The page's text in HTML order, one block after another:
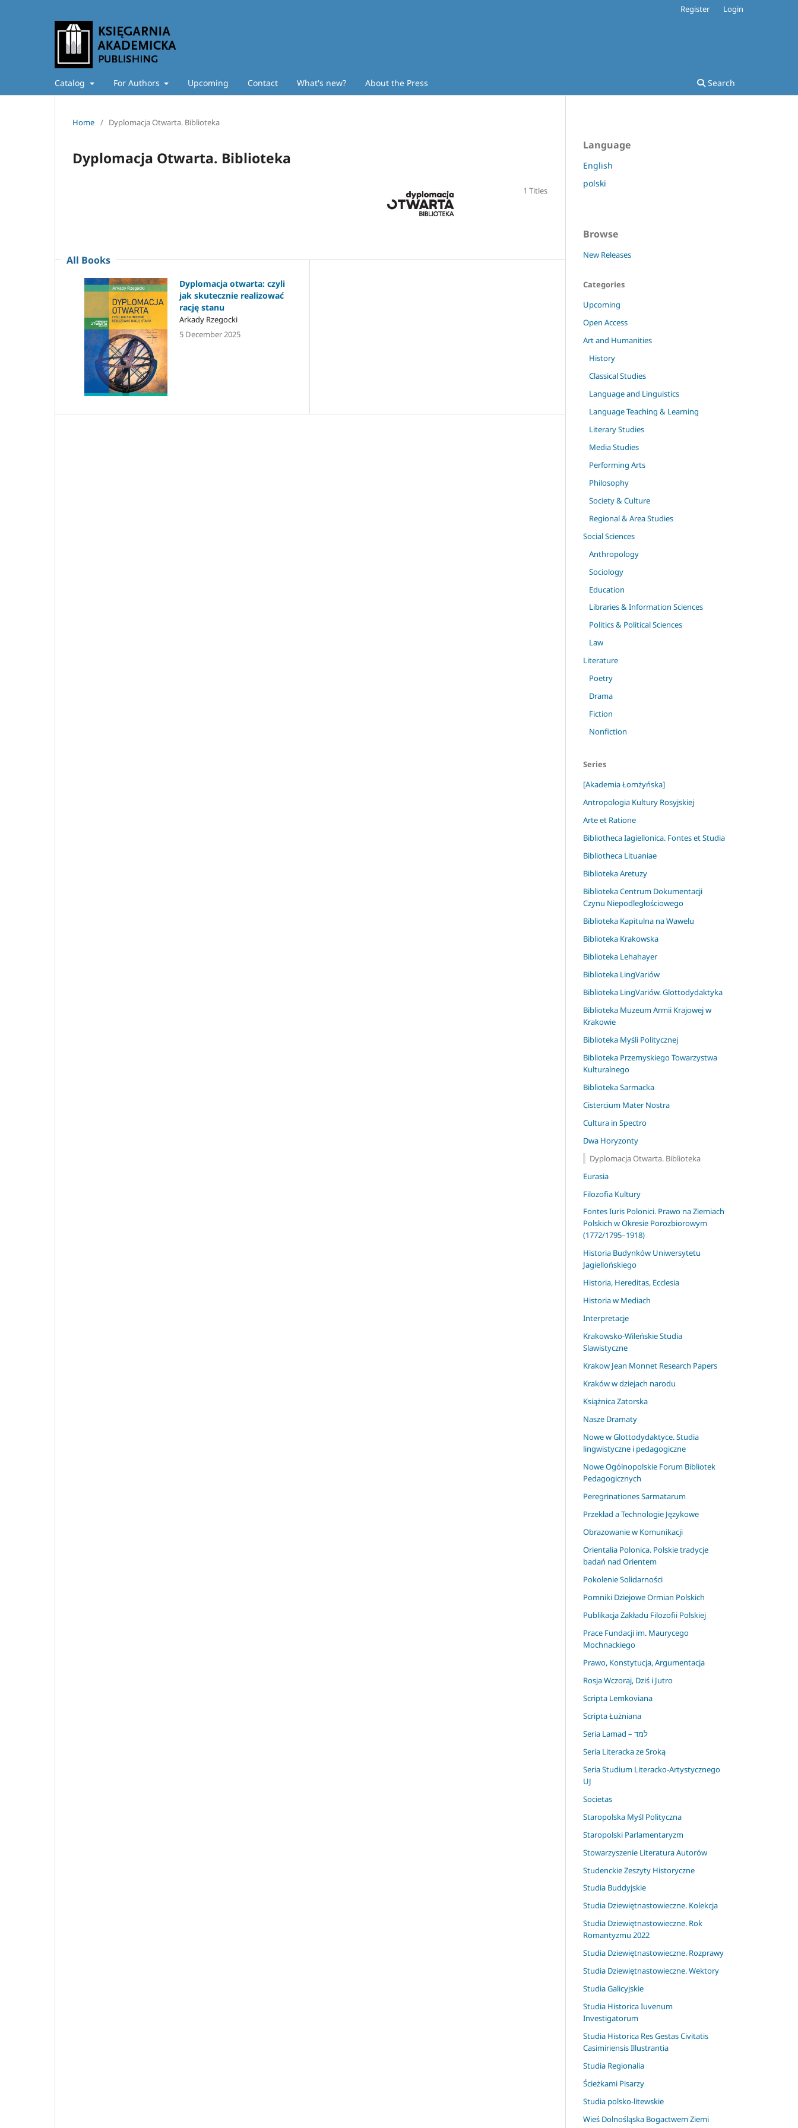
Catalog For Authors Upcoming Contact What's new? About the Press Search
Register Login
Home / Dyplomacja Otwarta. Biblioteka
Dyplomacja Otwarta. Biblioteka
1 Titles
All Books
Dyplomacja otwarta: czyli
jak skutecznie realizować
rację stanu
Arkady Rzegocki
5 December 2025
Language
English
polski
Browse
New Releases
Categories
Upcoming
Open Access
Art and Humanities
History
Classical Studies
Language and Linguistics
Language Teaching & Learning
Literary Studies
Media Studies
Performing Arts
Philosophy
Society & Culture
Regional & Area Studies
Social Sciences
Anthropology
Sociology
Education
Libraries & Information Sciences
Politics & Political Sciences
Law
Literature
Poetry
Drama
Fiction
Nonfiction
Series
[Akademia Łomżyńska]
Antropologia Kultury Rosyjskiej
Arte et Ratione
Bibliotheca Iagiellonica. Fontes et Studia
Bibliotheca Lituaniae
Biblioteka Aretuzy
Biblioteka Centrum Dokumentacji
Czynu Niepodległościowego
Biblioteka Kapitulna na Wawelu
Biblioteka Krakowska
Biblioteka Lehahayer
Biblioteka LingVariów
Biblioteka LingVariów. Glottodydaktyka
Biblioteka Muzeum Armii Krajowej w
Krakowie
Biblioteka Myśli Politycznej
Biblioteka Przemyskiego Towarzystwa
Kulturalnego
Biblioteka Sarmacka
Cistercium Mater Nostra
Cultura in Spectro
Dwa Horyzonty
Dyplomacja Otwarta. Biblioteka
Eurasia
Filozofia Kultury
Fontes Iuris Polonici. Prawo na Ziemiach
Polskich w Okresie Porozbiorowym
(1772/1795–1918)
Historia Budynków Uniwersytetu
Jagiellońskiego
Historia, Hereditas, Ecclesia
Historia w Mediach
Interpretacje
Krakowsko-Wileńskie Studia
Slawistyczne
Krakow Jean Monnet Research Papers
Kraków w dziejach narodu
Książnica Zatorska
Nasze Dramaty
Nowe w Glottodydaktyce. Studia
lingwistyczne i pedagogiczne
Nowe Ogólnopolskie Forum Bibliotek
Pedagogicznych
Peregrinationes Sarmatarum
Przekład a Technologie Językowe
Obrazowanie w Komunikacji
Orientalia Polonica. Polskie tradycje
badań nad Orientem
Pokolenie Solidarności
Pomniki Dziejowe Ormian Polskich
Publikacja Zakładu Filozofii Polskiej
Prace Fundacji im. Maurycego
Mochnackiego
Prawo, Konstytucja, Argumentacja
Rosja Wczoraj, Dziś i Jutro
Scripta Lemkoviana
Scripta Łużniana
Seria Lamad – למד
Seria Literacka ze Sroką
Seria Studium Literacko-Artystycznego
UJ
Societas
Staropolska Myśl Polityczna
Staropolski Parlamentaryzm
Stowarzyszenie Literatura Autorów
Studenckie Zeszyty Historyczne
Studia Buddyjskie
Studia Dziewiętnastowieczne. Kolekcja
Studia Dziewiętnastowieczne. Rok
Romantyzmu 2022
Studia Dziewiętnastowieczne. Rozprawy
Studia Dziewiętnastowieczne. Wektory
Studia Galicyjskie
Studia Historica Iuvenum
Investigatorum
Studia Historica Res Gestas Civitatis
Casimiriensis Illustrantia
Studia Regionalia
Ścieżkami Pisarzy
Studia polsko-litewskie
Wieś Dolnośląska Bogactwem Ziemi